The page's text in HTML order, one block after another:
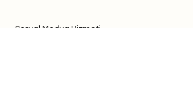
Sosyal Medya Hizmeti